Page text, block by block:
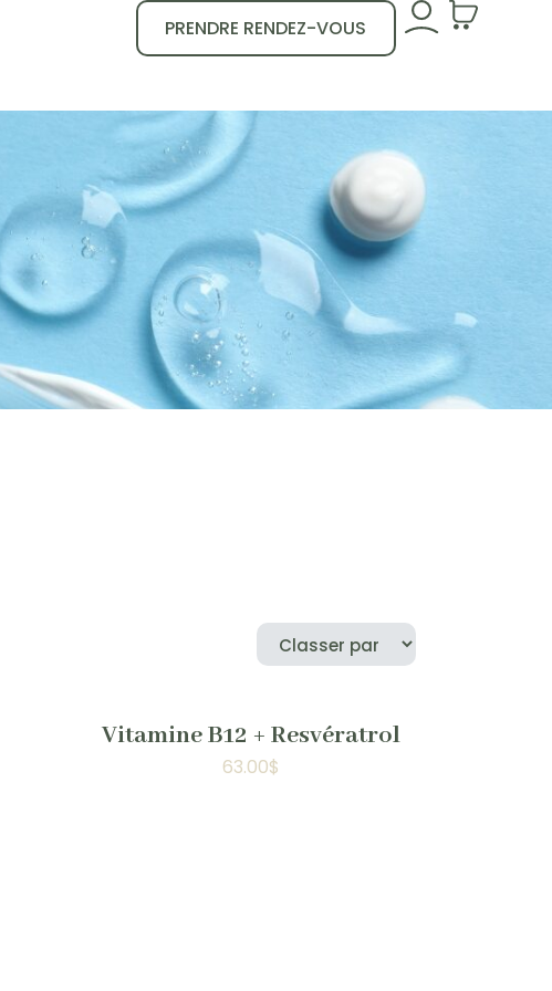
PRENDRE RENDEZ-VOUS
Vitamine B12 + Resvératrol
63.00$